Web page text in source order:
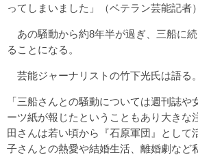
ってしまいました」（ベテラン芸能記者）
あの騒動から約8年半が過ぎ、三船に
ることになる。
芸能ジャーナリストの竹下光氏は語る。
「三船さんとの騒動については週刊誌や
ーツ紙が報じたということもあり大きな
田さんは若い頃から『石原軍団』として
子さんとの熱愛や結婚生活、離婚劇など